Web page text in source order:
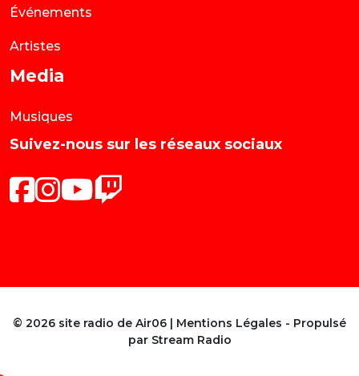
Événements
Artistes
Media
Musiques
Suivez-nous sur les réseaux sociaux
© 2026 site radio de Air06 | Mentions Légales - Propulsé
par Stream Radio